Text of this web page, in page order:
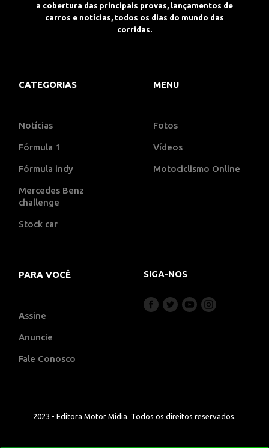
a cobertura das principais provas, lançamentos de
carros e notícias, todos os dias do mundo das
corridas.
CATEGORIAS
Notícias
Fórmula 1
Fórmula indy
Mercedes Benz
challenge
Stock car
MENU
Fotos
Vídeos
Motociclismo Online
PARA VOCÊ
Assine
Anuncie
Fale Conosco
SIGA-NOS
2023 - Editora Motor Midia. Todos os direitos reservados.